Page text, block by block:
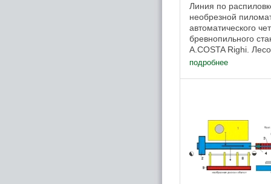
Линия по
необрезной
автоматического
бревнопильного
A.COSTA Righi.
являются
подробнее